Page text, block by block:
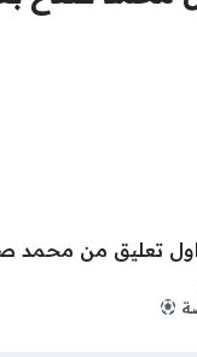
تعليق من محمد